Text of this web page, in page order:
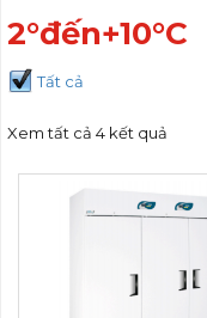
2°đến+10°C
Tất cả
Xem tất cả 4 kết quả